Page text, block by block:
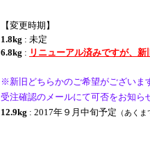
【変更時期】
1.8kg : 未定
6.8kg : リニューアル済みですが、
※新旧どちらかのご希望がございま
受注確認のメールにて可否をお知ら
12.9kg : 2017年９月中旬予定 （あく